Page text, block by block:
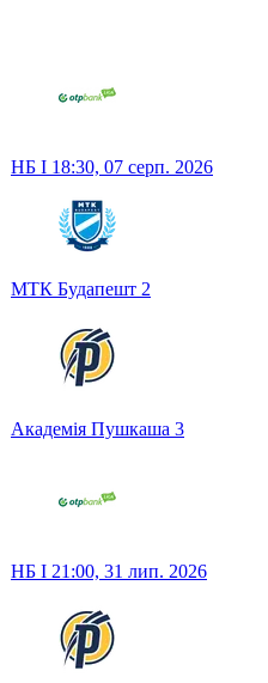
НБ I 18:30, 07 серп. 2026
МТК Будапешт 2
Академія Пушкаша 3
НБ I 21:00, 31 лип. 2026